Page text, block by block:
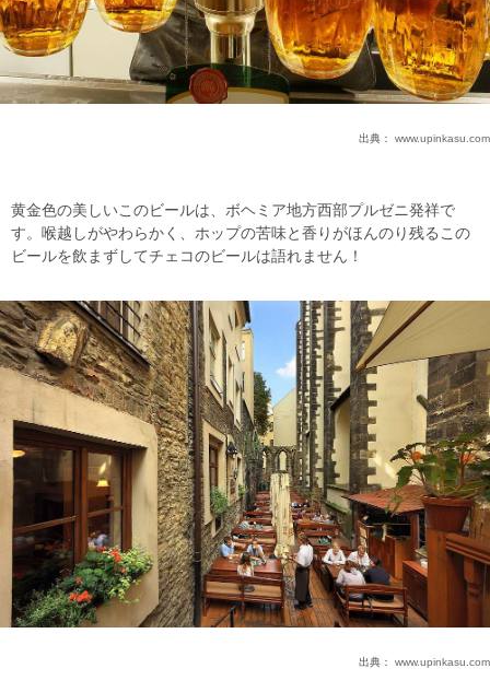
出典： www.upinkasu.com
黄金色の美しいこのビールは、ボヘミア地方西部プルゼニ発祥で
す。喉越しがやわらかく、ホップの苦味と香りがほんのり残るこの
ビールを飲まずしてチェコのビールは語れません！
出典： www.upinkasu.com